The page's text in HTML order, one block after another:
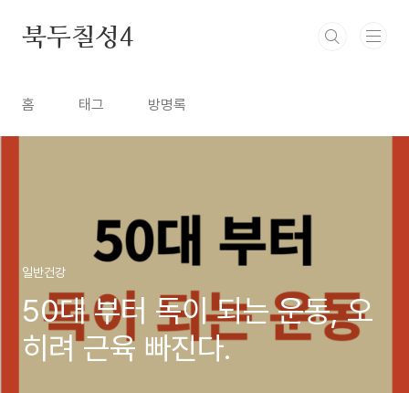
북두칠성4
홈 태그 방명록
일반건강
50대 부터 독이 되는 운동, 오
히려 근육 빠진다.